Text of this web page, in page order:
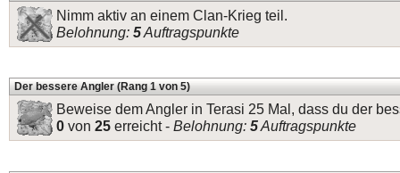
Nimm aktiv an einem Clan-Krieg teil.
Belohnung: 5Auftragspunkte
Der bessere Angler (Rang 1 von 5)
Beweise dem Angler in Terasi 25 Mal, dass du der
0 von 25 erreicht - Belohnung: 5Auftragspunkte